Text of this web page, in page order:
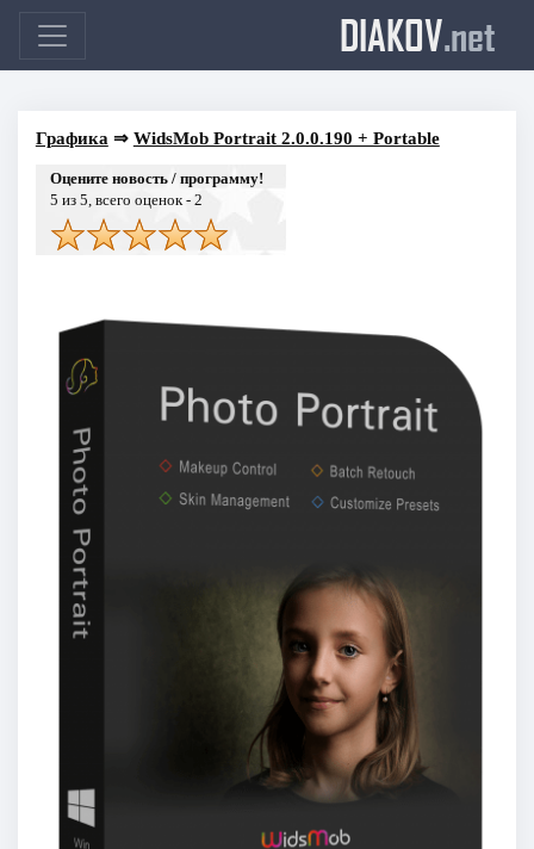
DIAKOV.net
Графика ⇒ WidsMob Portrait 2.0.0.190 + Portable
Оцените новость / программу!
5 из 5, всего оценок - 2